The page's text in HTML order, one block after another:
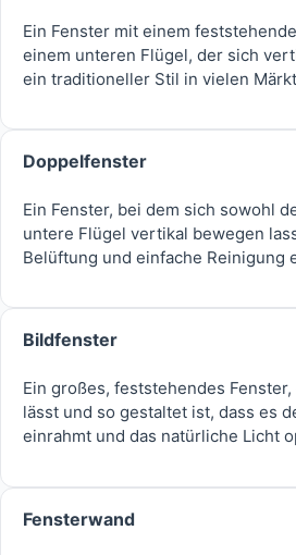
Ein Fenster mit einem
einem unteren Flügel, der sich
ein traditioneller Stil in vielen
Doppelfenster
Ein Fenster, bei dem sich sowohl
untere Flügel vertikal bewegen
Belüftung und einfache Reinigung
Bildfenster
Ein großes, feststehendes
lässt und so gestaltet ist, dass es
einrahmt und das natürliche Licht
Fensterwand